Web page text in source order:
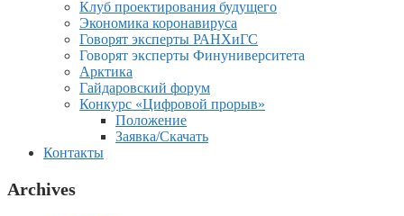
Клуб проектирования будущего
Экономика коронавируса
Говорят эксперты РАНХиГС
Говорят эксперты Финуниверситета
Арктика
Гайдаровский форум
Конкурс «Цифровой прорыв»
Положение
Заявка/Скачать
Контакты
Archives